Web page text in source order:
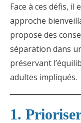
Face à ces défis, il
approche
propose des
séparation dans
préservant
adultes impliqués.
1.